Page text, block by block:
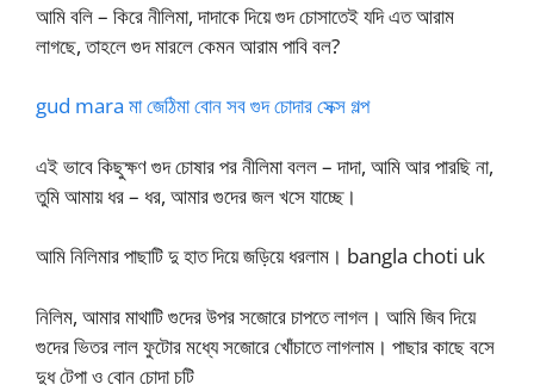
আমি বলি – কিরে নীলিমা, দাদাকে দিয়ে গুদ চোসাতেই যদি এত আরাম
লাগছে, তাহলে গুদ মারলে কেমন আরাম পাবি বল?
gud mara মা জেঠিমা বোন সব গুদ চোদার সেক্স গল্প
এই ভাবে কিছুক্ষণ গুদ চোষার পর নীলিমা বলল – দাদা, আমি আর পারছি না,
তুমি আমায় ধর – ধর, আমার গুদের জল খসে যাচ্ছে।
আমি নিলিমার পাছাটি দু হাত দিয়ে জড়িয়ে ধরলাম। bangla choti uk
নিলিম, আমার মাথাটি গুদের উপর সজোরে চাপতে লাগল। আমি জিব দিয়ে
গুদের ভিতর লাল ফুটোর মধ্যে সজোরে খোঁচাতে লাগলাম। পাছার কাছে বসে
দুধ টেপা ও বোন চোদা চটি